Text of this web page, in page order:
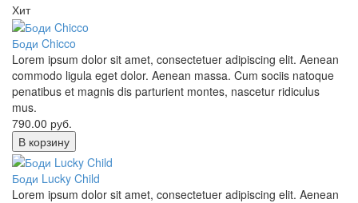
Хит
Боди Chicco
Lorem ipsum dolor sit amet, consectetuer adipiscing elit. Aenean
commodo ligula eget dolor. Aenean massa. Cum sociis natoque
penatibus et magnis dis parturient montes, nascetur ridiculus
mus.
790.00 руб.
В корзину
Боди Lucky Child
Lorem ipsum dolor sit amet, consectetuer adipiscing elit. Aenean